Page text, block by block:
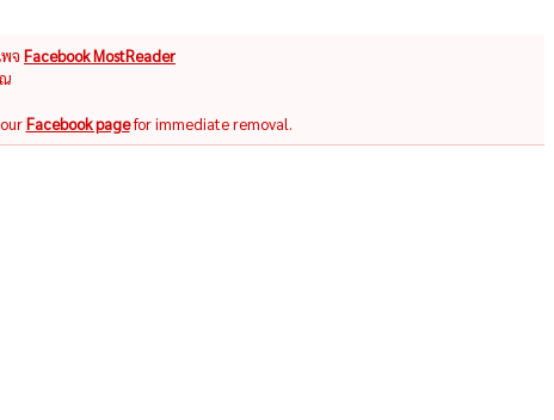
จ Facebook MostReader
Facebook pagefor immediate removal.